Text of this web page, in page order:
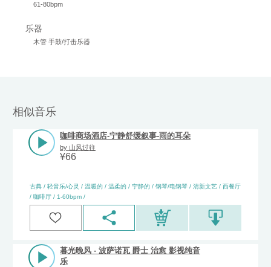
61-80bpm
乐器
木管 手鼓/打击乐器
相似音乐
咖啡商场酒店-宁静舒缓叙事-雨的耳朵
by 山风过往
¥66
古典 / 轻音乐/心灵 / 温暖的 / 温柔的 / 宁静的 / 钢琴/电钢琴 / 清新文艺 / 西餐厅
/ 咖啡厅 / 1-60bpm /
暮光晚风 - 波萨诺瓦 爵士 治愈 影视纯音
乐